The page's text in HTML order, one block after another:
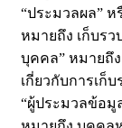
“ประมวลผล” ห
หมายถึง เก็บร
บุคคล” หมายถึ
เกี่ยวกับการเก็
“ผู้ประมวลข้อมู